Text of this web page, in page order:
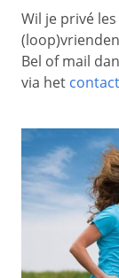
Wil je privé
Bel of mail
via het